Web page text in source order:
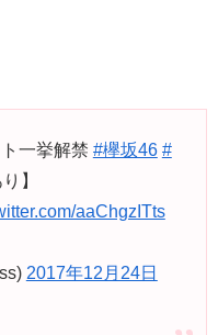
一挙解禁 #欅坂46 #
】
aaChgzITts
2017年12月24日